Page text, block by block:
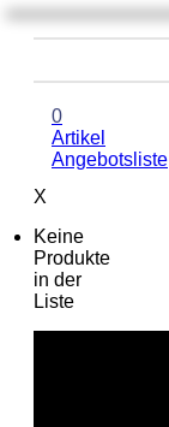
0
Artikel
Angebotsliste
X
Keine
Produkte
in der
Liste